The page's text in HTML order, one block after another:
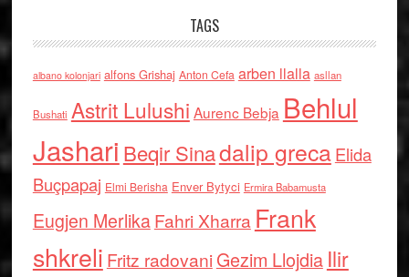
TAGS
albano kolonjari alfons Grishaj Anton Cefa arben llalla asllan
Bushati Astrit Lulushi Aurenc Bebja Behlul
Jashari Beqir Sinadalip grecaElida
Buçpapaj Elmi Berisha Enver Bytyci Ermira Babamusta
Eugjen MerlikaFahri Xharra Frank
shkreli Fritz radovaniGezim Llojdia Ilir